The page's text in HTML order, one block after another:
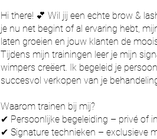
Hi there! 💕 Wil jij een echte brow &
je nu net begint of al ervaring hebt,
laten groeien en jouw klanten de
Tijdens mijn trainingen leer je mijn
wimpers creëert. Ik begeleid je
succesvol verkopen van je
Waarom trainen bij mij?
✔ Persoonlijke begeleiding – privé of
✔ Signature technieken – exclusieve